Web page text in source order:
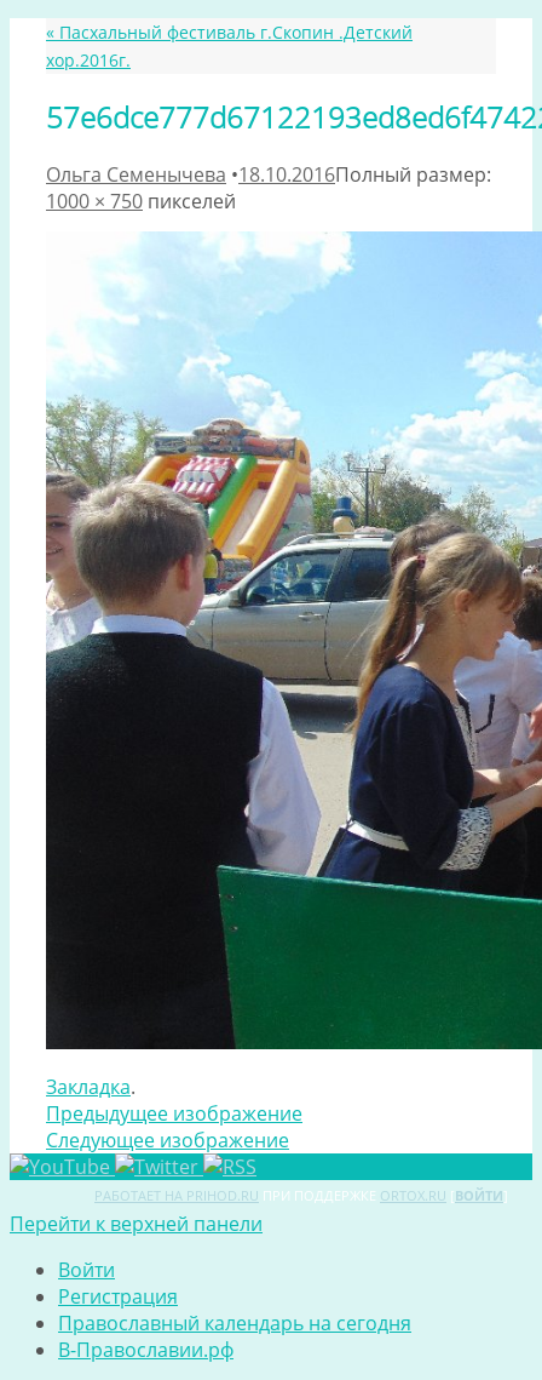
« Пасхальный фестиваль г.Скопин .Детский
хор.2016г.
Ольга Семенычева •18.10.2016Полный размер:
1000 × 750 пикселей
Закладка.
Предыдущее изображение
Следующее изображение
РАБОТАЕТ НА PRIHOD.RU ПРИ ПОДДЕРЖКЕ ORTOX.RU [ВОЙТИ]
Перейти к верхней панели
Войти
Регистрация
Православный календарь на сегодня
В-Православии.рф